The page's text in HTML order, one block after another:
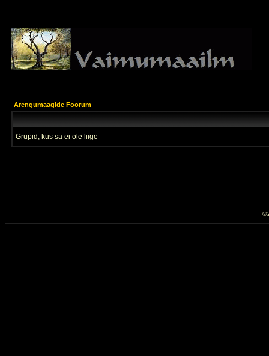
Arengumaagide Foorum
Grupid, kus sa ei ole liige
©